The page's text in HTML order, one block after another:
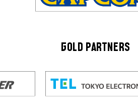
GOLD PARTNERS